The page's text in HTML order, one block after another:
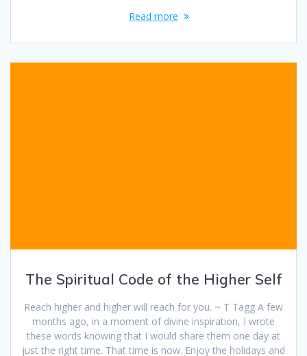
Read more
The Spiritual Code of the Higher Self
Reach higher and higher will reach for you. ~ T Tagg A few
months ago, in a moment of divine inspiration, I wrote
these words knowing that I would share them one day at
just the right time. That time is now. Enjoy the holidays and